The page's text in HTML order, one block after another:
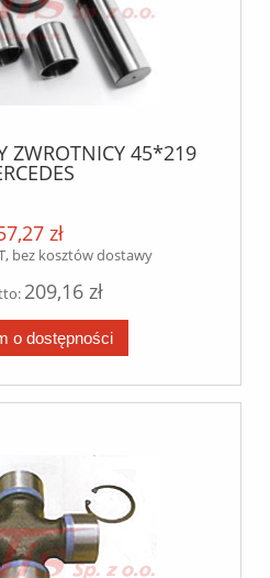
ZWROTNICY 45*219
zł
bez kosztów dostawy
209,16 zł
o dostępności